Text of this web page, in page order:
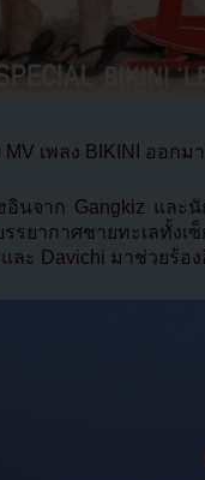
เพลง BIKINI ออกม
นจาก Gangkiz และ
รยากาศชายทะเลทั้ง
ละ Davichi มาช่วยร้อ